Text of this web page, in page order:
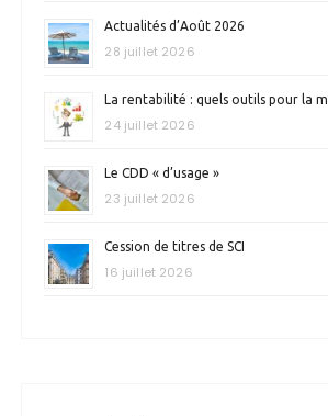
Actualités d’Août 2026
28 juillet 2026
La rentabilité : quels outils pour la
24 juillet 2026
Le CDD « d’usage »
23 juillet 2026
Cession de titres de SCI
16 juillet 2026